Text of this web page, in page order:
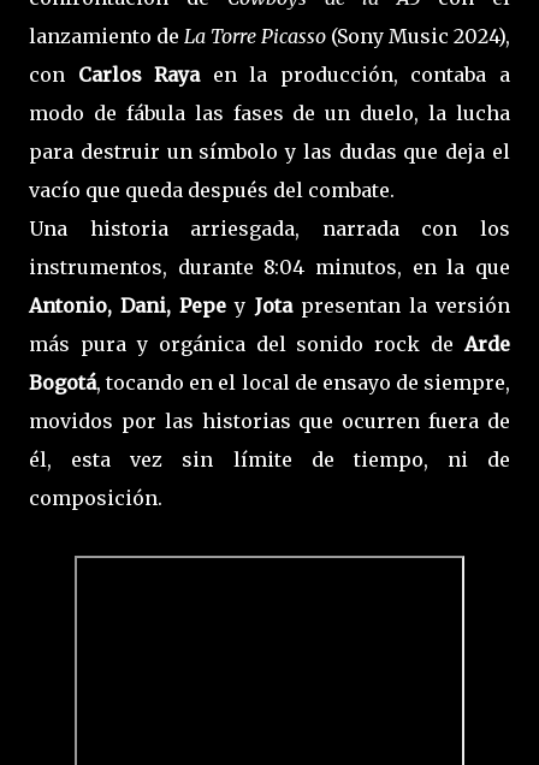
lanzamiento de La Torre Picasso (Sony Music 2024),
con Carlos Rayaen la producción, contaba a
modo de fábula las fases de un duelo, la lucha
para destruir un símbolo y las dudas que deja el
vacío que queda después del combate.
Una historia arriesgada, narrada con los
instrumentos, durante 8:04 minutos, en la que
Antonio, Dani, Pepe y Jota presentan la versión
más pura y orgánica del sonido rock de Arde
Bogotá, tocando en el local de ensayo de siempre,
movidos por las historias que ocurren fuera de
él, esta vez sin límite de tiempo, ni de
composición.